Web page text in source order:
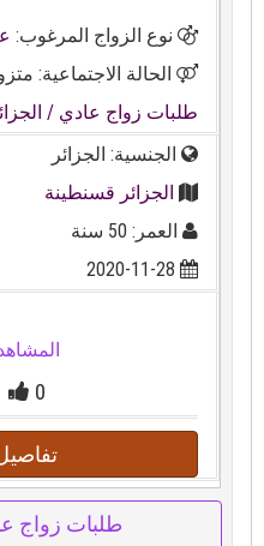
نوع الزواج المرغوب:
الحالة الاجتماعية:
طلبات زواج عادي/
الجنسية: الجزائر
الجزائر قسنطينة
العمر: 50 سنة
2020-11-28
0
طلبات زواج